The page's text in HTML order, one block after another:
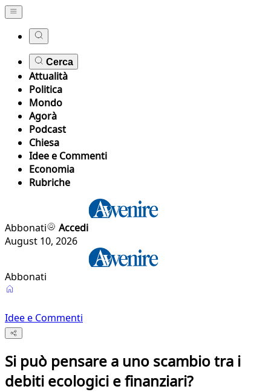
Cerca
Attualità
Politica
Mondo
Agorà
Podcast
Chiesa
Idee e Commenti
Economia
Rubriche
Abbonati
Accedi
August 10, 2026
Abbonati
Idee e Commenti
Si può pensare a uno scambio tra i
debiti ecologici e finanziari?